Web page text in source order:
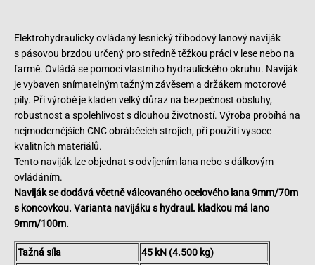
Elektrohydraulicky ovládaný lesnický tříbodový lanový naviják
s pásovou brzdou určený pro středně těžkou práci v lese nebo na
farmě. Ovládá se pomocí vlastního hydraulického okruhu. Naviják
je vybaven snímatelným tažným závěsem a držákem motorové
pily. Při výrobě je kladen velký důraz na bezpečnost obsluhy,
robustnost a spolehlivost s dlouhou životností. Výroba probíhá na
nejmodernějších CNC obráběcích strojích, při použití vysoce
kvalitních materiálů.
Tento naviják lze objednat s odvíjením lana nebo s dálkovým
ovládáním.
Naviják se dodává včetně válcovaného ocelového lana 9mm/70m
s koncovkou. Varianta navijáku s hydraul. kladkou má lano
9mm/100m.
Tažná síla
45 kN (4.500 kg)